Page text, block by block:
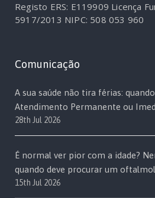
Registo ERS: E119909 Licença
5917/2013 NIPC: 508 053 960
Comunicação
A sua saúde não tira férias:
Atendimento Permanente ou
28th Jul 2026
É normal ver pior com a idade?
quando deve procurar um
15th Jul 2026